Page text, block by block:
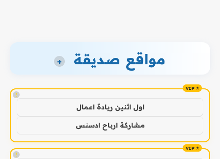
مواقع صديقة +
!
اول اثنين ريادة اعمال
مشاركة ارباح ادسنس
!